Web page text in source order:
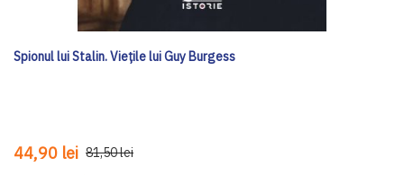
Spionul lui Stalin. Viețile lui Guy Burgess
44,90 lei 81,50 lei